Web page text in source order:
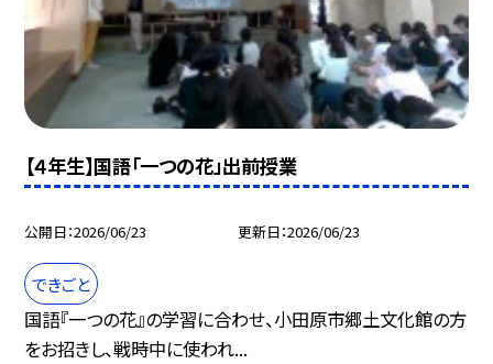
【４年生】国語「一つの花」出前授業
公開日 2026/06/23 更新日 2026/06/23
できごと
国語『一つの花』の学習に合わせ、小田原市郷土文化館の方
をお招きし、戦時中に使われ...